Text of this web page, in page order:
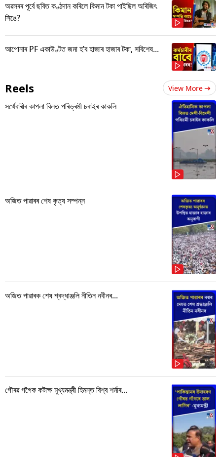
অৱসৰৰ পূৰ্বে ছবিত কণ্ঠদান কৰিলে কিমান টকা পাইছিল অৰিজিৎ
সিঙে?
আপোনাৰ PF একাউণ্টত জমা হ’ব হাজাৰ হাজাৰ টকা, সবিশেষ...
Reels View More
সৰ্থেবাৰীৰ কাপলা বিলত পৰিভ্ৰমী চৰাইৰ কাকলি
অজিত পাৱাৰৰ শেষ কৃত্য সম্পন্ন
অজিত পাৱাৰক শেষ শ্ৰদ্ধাঞ্জলি নীতিন নবীনৰ...
গৌৰৱ গগৈক কটাক্ষ মুখ্যমন্ত্ৰী হিমন্ত বিশ্ব শৰ্মাৰ...